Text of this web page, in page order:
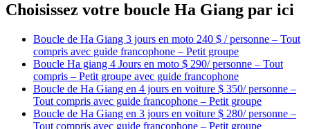
Choisissez votre boucle Ha Giang par ici
Boucle de Ha Giang 3 jours en moto 240 $ / personne – Tout
compris avec guide francophone – Petit groupe
Boucle Ha giang 4 Jours en moto $ 290/ personne – Tout
compris – Petit groupe avec guide francophone
Boucle de Ha Giang en 4 jours en voiture $ 350/ personne –
Tout compris avec guide francophone – Petit groupe
Boucle de Ha Giang en 3 jours en voiture $ 280/ personne –
Tout compris avec guide francophone – Petit groupe